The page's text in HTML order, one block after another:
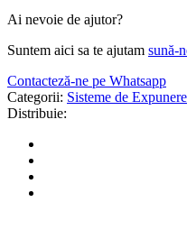
Ai nevoie de ajutor?
Suntem aici sa te ajutam sună-
Contacteză-ne pe Whatsapp
Categorii: Sisteme de Expunere
Distribuie: